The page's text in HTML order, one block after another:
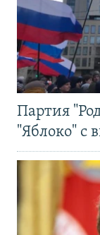
Партия
"Яблоко" с